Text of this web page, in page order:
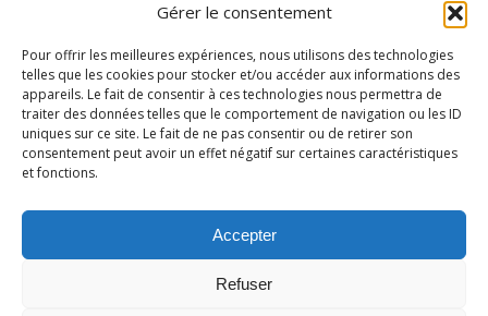
Gérer le consentement
Pour offrir les meilleures expériences, nous utilisons des technologies
telles que les cookies pour stocker et/ou accéder aux informations des
appareils. Le fait de consentir à ces technologies nous permettra de
traiter des données telles que le comportement de navigation ou les ID
uniques sur ce site. Le fait de ne pas consentir ou de retirer son
consentement peut avoir un effet négatif sur certaines caractéristiques
et fonctions.
Accepter
Refuser
Leaflet, \r\n©OpenStreetMapcontributeurs